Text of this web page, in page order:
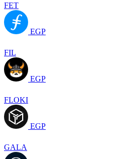
FET
EGP
FIL
EGP
FLOKI
EGP
GALA